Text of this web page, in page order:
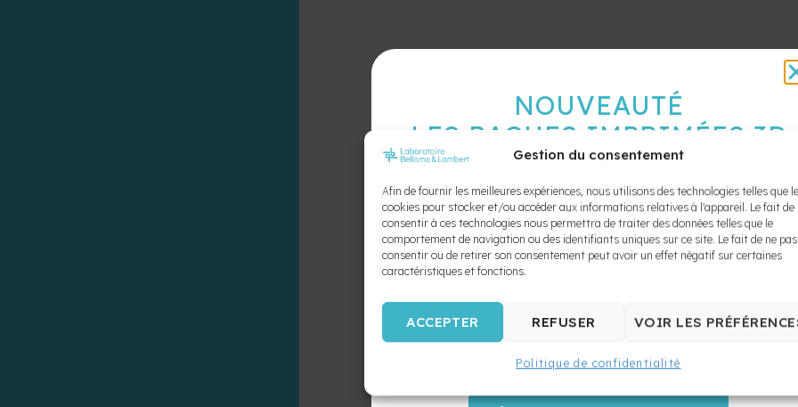
Gestion du consentement
Afin de fournir les meilleures expériences, nous utilisons des technologies telles que
cookies pour stocker et/ou accéder aux informations relatives à l'appareil. Le fait de
consentir à ces technologies nous permettra de traiter des données telles que le
comportement de navigation ou des identifiants uniques sur ce site. Le fait de ne pas
consentir ou de retirer son consentement peut avoir un effet négatif sur certaines
caractéristiques et fonctions.
ACCEPTER REFUSER VOIR LES
Politique de confidentialité
NOUVEAUTÉ
LES BAGUES IMPRIMÉES 3D
SONT ARRIVÉES !
100 % SUR MESURE
10X PLUS SOLIDES
ZÉRO SÉPARATEUR
vers l’ère numérique. Offrez à vos patients un confort inégalé
réduisez drastiquement votre temps de chaise grâce à nos
bagues métalliques imprimées au laser